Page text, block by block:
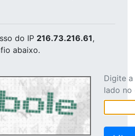
do IP 216.73.216.61,
abaixo.
Digite
lado no